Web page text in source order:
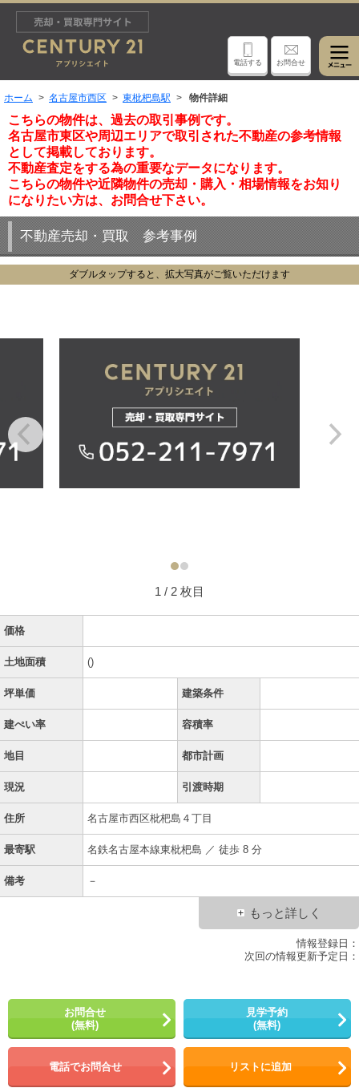
電話する お問合せ
ホーム 名古屋市西区 東枇杷島駅 物件詳細
こちらの物件は、過去の取引事例です。
名古屋市東区や周辺エリアで取引された不動産の参考情報
として掲載しております。
不動産査定をする為の重要なデータになります。
こちらの物件や近隣物件の売却・購入・相場情報をお知り
になりたい方は、お問合せ下さい。
不動産売却・買取 参考事例
ダブルタップすると、拡大写真がご覧いただけます
1 / 2 枚目
価格
土地面積 ()
坪単価 建築条件
建ぺい率 容積率
地目 都市計画
現況 引渡時期
住所 名古屋市西区枇杷島４丁目
最寄駅 名鉄名古屋本線東枇杷島 ／ 徒歩 8 分
備考 －
もっと詳しく
情報登録日：
次回の情報更新予定日：
お問合せ
(無料)
見学予約
(無料)
電話でお問合せ リストに追加